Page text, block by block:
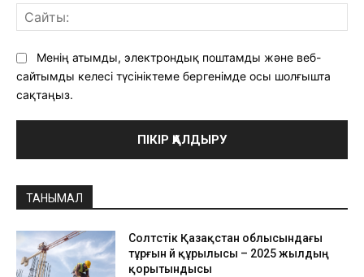
Менің атымды, электрондық поштамды және веб-
сайтымды келесі түсініктеме бергенімде осы шолғышта
сақтаңыз.
ТАНЫМАЛ
Солтүстік Қазақстан облысындағы
тұрғын үй құрылысы – 2025 жылдың
қорытындысы